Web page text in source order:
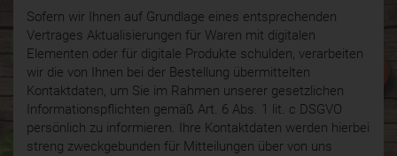
Sofern wir Ihnen auf Grundlage eines entsprechenden
Vertrages Aktualisierungen für Waren mit digitalen
Elementen oder für digitale Produkte schulden, verarbeiten
wir die von Ihnen bei der Bestellung übermittelten
Kontaktdaten, um Sie im Rahmen unserer gesetzlichen
Informationspflichten gemäß Art. 6 Abs. 1 lit. c DSGVO
persönlich zu informieren. Ihre Kontaktdaten werden hierbei
streng zweckgebunden für Mitteilungen über von uns